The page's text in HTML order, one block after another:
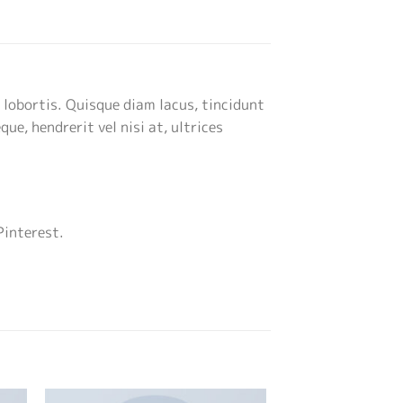
Quisque diam lacus, tincidunt
hendrerit vel nisi at, ultrices